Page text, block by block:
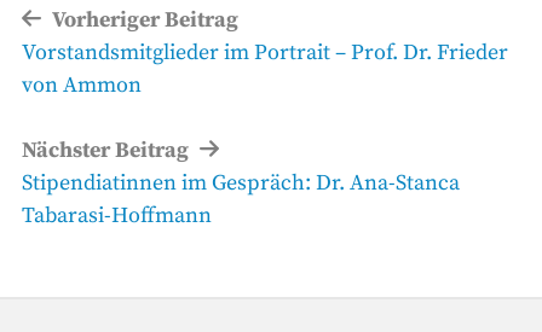
Beitragsnavigation
Vorheriger Beitrag
Vorheriger
Beitrag
Vorstandsmitglieder im Portrait – Prof. Dr. Frieder
von Ammon
Nächster Beitrag
Nächster
Beitrag
Stipendiatinnen im Gespräch: Dr. Ana-Stanca
Tabarasi-Hoffmann